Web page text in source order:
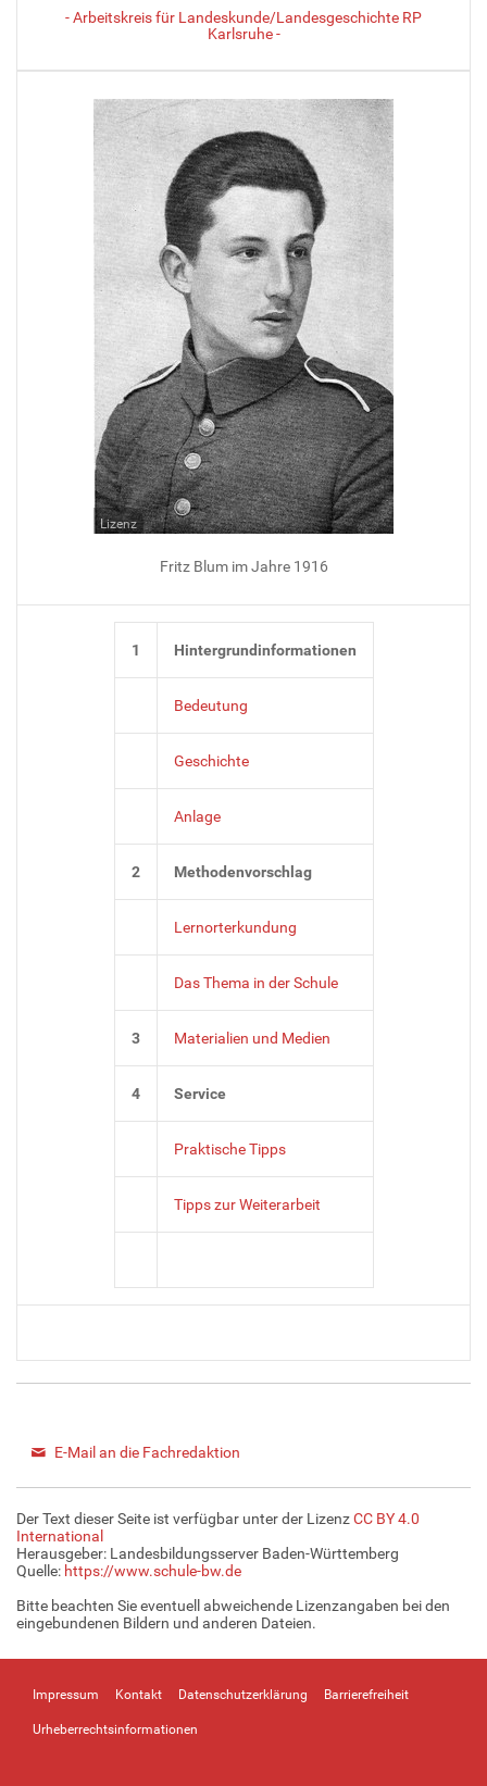
- Arbeitskreis für Landeskunde/Landesgeschichte RP
Karlsruhe -
Lizenz
Fritz Blum im Jahre 1916
1 Hintergrundinformationen
Bedeutung
Geschichte
Anlage
2 Methodenvorschlag
Lernorterkundung
Das Thema in der Schule
3 Materialien und Medien
4 Service
Praktische Tipps
Tipps zur Weiterarbeit
E-Mail an die Fachredaktion
Der Text dieser Seite ist verfügbar unter der LizenzCC BY 4.0
International
Herausgeber: Landesbildungsserver Baden-Württemberg
Quelle: https://www.schule-bw.de
Bitte beachten Sie eventuell abweichende Lizenzangaben bei den
eingebundenen Bildern und anderen Dateien.
Impressum Kontakt Datenschutzerklärung Barrierefreiheit
Urheberrechtsinformationen